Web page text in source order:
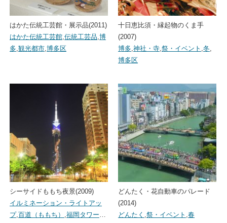
はかた伝統工芸館・展示品(2011)
はかた伝統工芸館,伝統工芸品,博
多,観光都市,博多区
十日恵比須・縁起物のくま手
(2007)
博多,神社・寺,祭・イベント ,冬,
博多区
シーサイドももち夜景(2009)
イルミネーション・ライトアッ
プ,百道（ももち） ,福岡タワー…
どんたく・花自動車のパレード
(2014)
どんたく ,祭・イベント ,春